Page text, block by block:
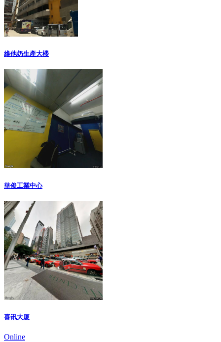
維他奶生產大楼
華俊工業中心
喜讯大厦
Online